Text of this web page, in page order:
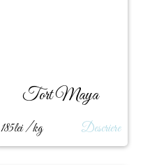
Tort Maya
185lei / kg Descriere